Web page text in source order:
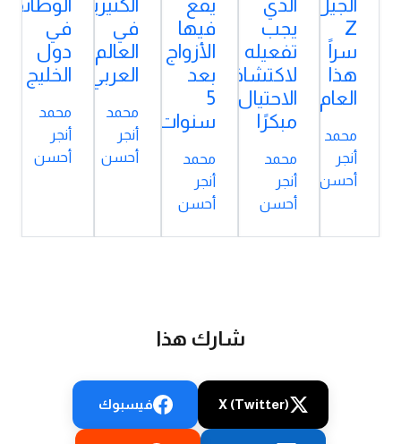
الجيل
Z
سراً
هذا
العام
محمد
أنجر
أحسن
الذي
يجب
تفعيله
لاكتشاف
الاحتيال
مبكرًا
محمد
أنجر
أحسن
يقع
فيها
الأزواج
بعد
5
سنوات
محمد
أنجر
أحسن
الكثيرين
في
العالم
العربي
محمد
أنجر
أحسن
الوظائف
في
دول
الخليج
محمد
أنجر
أحسن
شارك هذا
X (Twitter) فيسبوك